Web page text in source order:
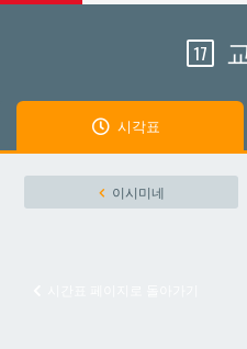
17
시각표
이시미네